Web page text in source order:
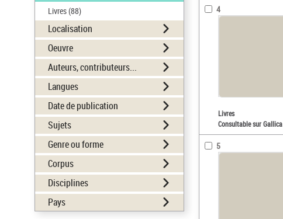
Livres(88)
Localisation
Oeuvre
Auteurs, contributeurs...
Langues
Date de publication
Sujets
Genre ou forme
Corpus
Disciplines
Pays
4
Livres
Consultable sur Gallica
5